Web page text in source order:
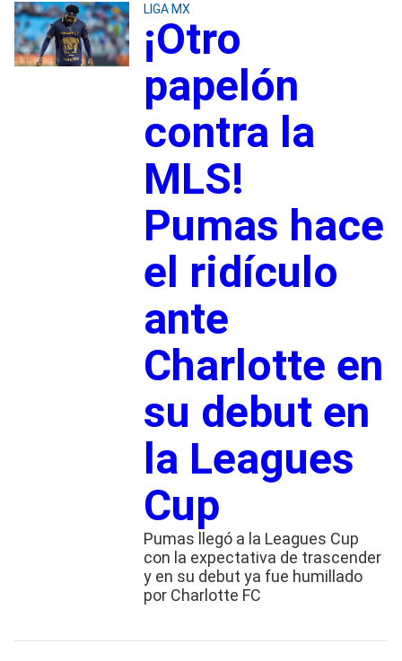
LIGA MX
¡Otro
papelón
contra la
MLS!
Pumas hace
el ridículo
ante
Charlotte en
su debut en
la Leagues
Cup
Pumas llegó a la Leagues Cup
con la expectativa de trascender
y en su debut ya fue humillado
por Charlotte FC